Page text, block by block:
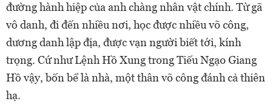
đường hành hiệp của anh chàng nhân vật chính. Từ gã
vô danh, đi đến nhiều nơi, học được nhiều võ công,
dương danh lập địa, được vạn người biết tới, kính
trọng. Cứ như Lệnh Hồ Xung trong Tiếu Ngạo Giang
Hồ vậy, bốn bể là nhà, một thân võ công đánh cả thiên
hạ.